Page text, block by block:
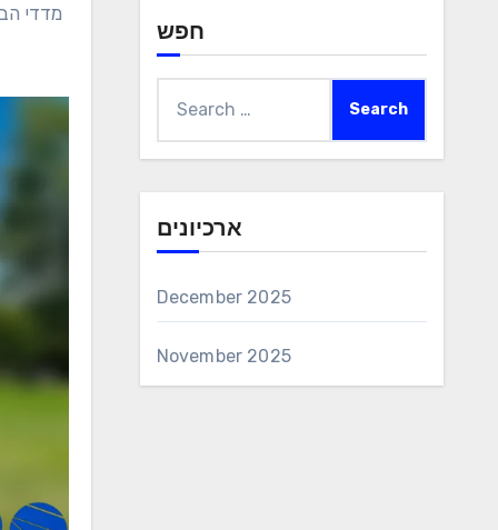
מדדי
חפש
for:
ארכיונים
December 2025
November 2025